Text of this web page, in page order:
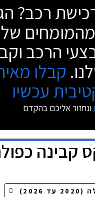
רכב?
הרכב
קבלו
עכשיו
ונחזור אליכם בהקדם
קבינה